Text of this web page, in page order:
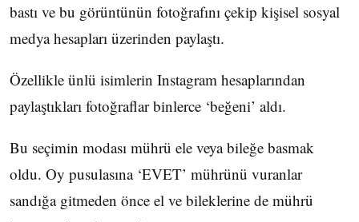
bastı ve bu görüntünün fotoğrafını çekip kişisel sosyal
medya hesapları üzerinden paylaştı.
Özellikle ünlü isimlerin Instagram hesaplarından
paylaştıkları fotoğraflar binlerce ‘beğeni’ aldı.
Bu seçimin modası mührü ele veya bileğe basmak
oldu. Oy pusulasına ‘EVET’ mührünü vuranlar
sandığa gitmeden önce el ve bileklerine de mührü